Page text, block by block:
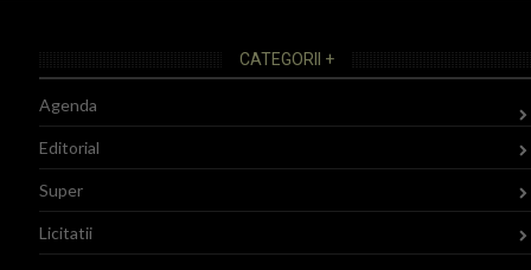
CATEGORII +
Agenda
Editorial
Super
Licitatii